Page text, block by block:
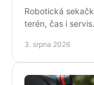
Robotická
terén, čas i
sezónu.
3. srpna 2026